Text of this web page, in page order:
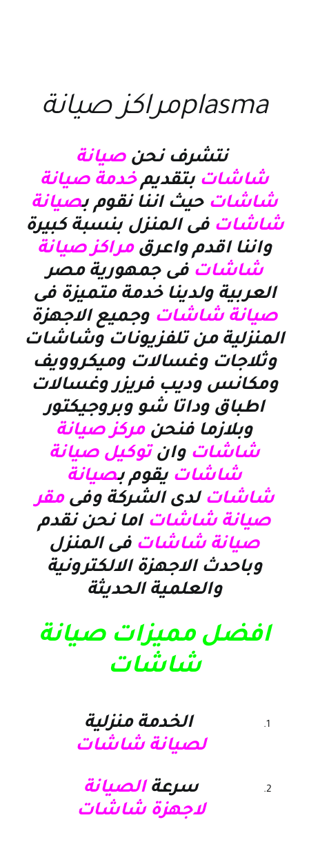
plasmaمراكز صيانة
نتشرف نحن صيانة
شاشات بتقديمخدمة صيانة
شاشاتحيث اننا نقوم بصيانة
شاشات فى المنزل بنسبة كبيرة
واننا اقدم واعرقمراكز صيانة
شاشات فى جمهورية مصر
العربية ولدينا خدمة متميزة فى
صيانة شاشاتوجميع الاجهزة
المنزلية من تلفزيونات وشاشات
وثلاجات وغسالات وميكروويف
ومكانس وديب فريزر وغسالات
اطباق وداتا شو وبروجيكتور
وبلازمافنحنمركزصيانة
شاشات وانتوكيل صيانة
شاشات يقوم بصيانة
شاشاتلدى الشركة وفى مقر
صيانة شاشات اما نحن نقدم
صيانة شاشات فى المنزل
وباحدث الاجهزة الالكترونية
والعلمية الحديثة
افضل مميزات صيانة
شاشات
الخدمة منزلية
لصيانة شاشات
سرعة الصيانة
لاجهزة شاشات